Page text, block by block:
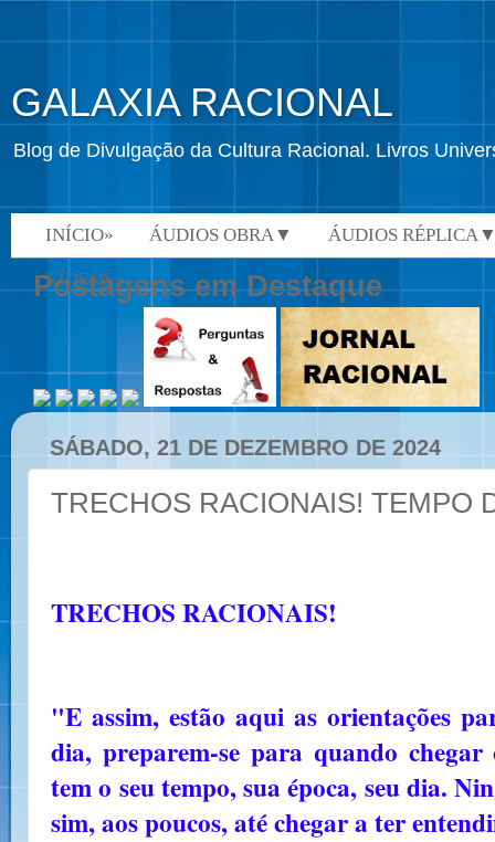
GALAXIA RACIONAL
Blog de Divulgação da Cultura Racional. Livros
INÍCIO» ÁUDIOS OBRA▼ ÁUDIOS
VÍDEOS»
Postagens em Destaque
SÁBADO, 21 DE DEZEMBRO DE 2024
TRECHOS RACIONAIS! TEMPO
TRECHOS RACIONAIS!
"E assim, estão aqui as orientações
dia, preparem-se para quando
tem o seu tempo, sua época, seu dia.
sim, aos poucos, até chegar a ter